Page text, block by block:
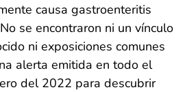
causa gastroenteritis
se encontraron ni un vínculo
ni exposiciones comunes
alerta emitida en todo el
del 2022 para descubrir